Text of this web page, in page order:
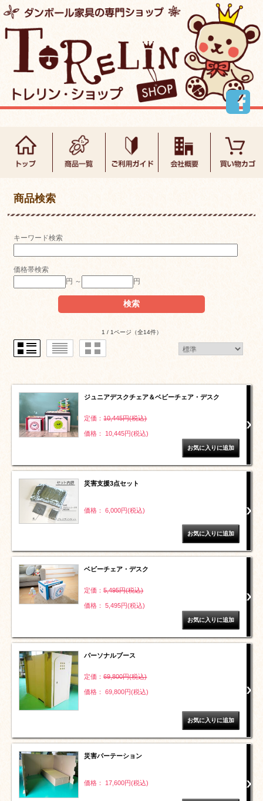
商品検索
キーワード検索
価格帯検索
円 ～
円
1 / 1ページ （全14件）
ジュニアデスクチェア＆ベビーチェア・デスク
定価：10,445円(税込)
価格： 10,445円(税込)
災害支援3点セット
価格： 6,000円(税込)
ベビーチェア・デスク
定価：5,495円(税込)
価格： 5,495円(税込)
パーソナルブース
定価：69,800円(税込)
価格： 69,800円(税込)
災害パーテーション
価格： 17,600円(税込)